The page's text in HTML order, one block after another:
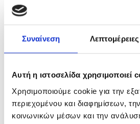
Συναίνεση Λεπτομέρειες
Αυτή η ιστοσελίδα χρησιμοποιεί
Χρησιμοποιούμε cookie για την
περιεχομένου και διαφημίσεων,
κοινωνικών μέσων και την
Διεύθυνση
Νέα Ερυθραία, Αττική 14671
Ωράριο
ΔΕΥΤ – ΠΑΡ: 10:00 – 17:30
Τηλέφωνο